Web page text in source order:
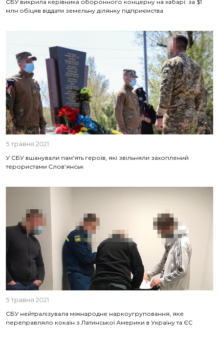
СБУ викрила керівника оборонного концерну на хабарі: за $1
млн обіцяв віддати земельну ділянку підприємства
5 травня 2021
У СБУ вшанували пам'ять героїв, які звільняли захоплений
терористами Слов’янськ
5 травня 2021
СБУ нейтралізувала міжнародне наркоугруповання, яке
переправляло кокаїн з Латинської Америки в Україну та ЄС